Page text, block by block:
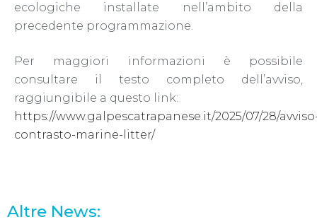
ecologiche installate nell’ambito della
precedente programmazione.
Per maggiori informazioni è possibile
consultare il testo completo dell’avviso,
raggiungibile a questo link:
https://www.galpescatrapanese.it/2025/07/28/
contrasto-marine-litter/
Altre News: